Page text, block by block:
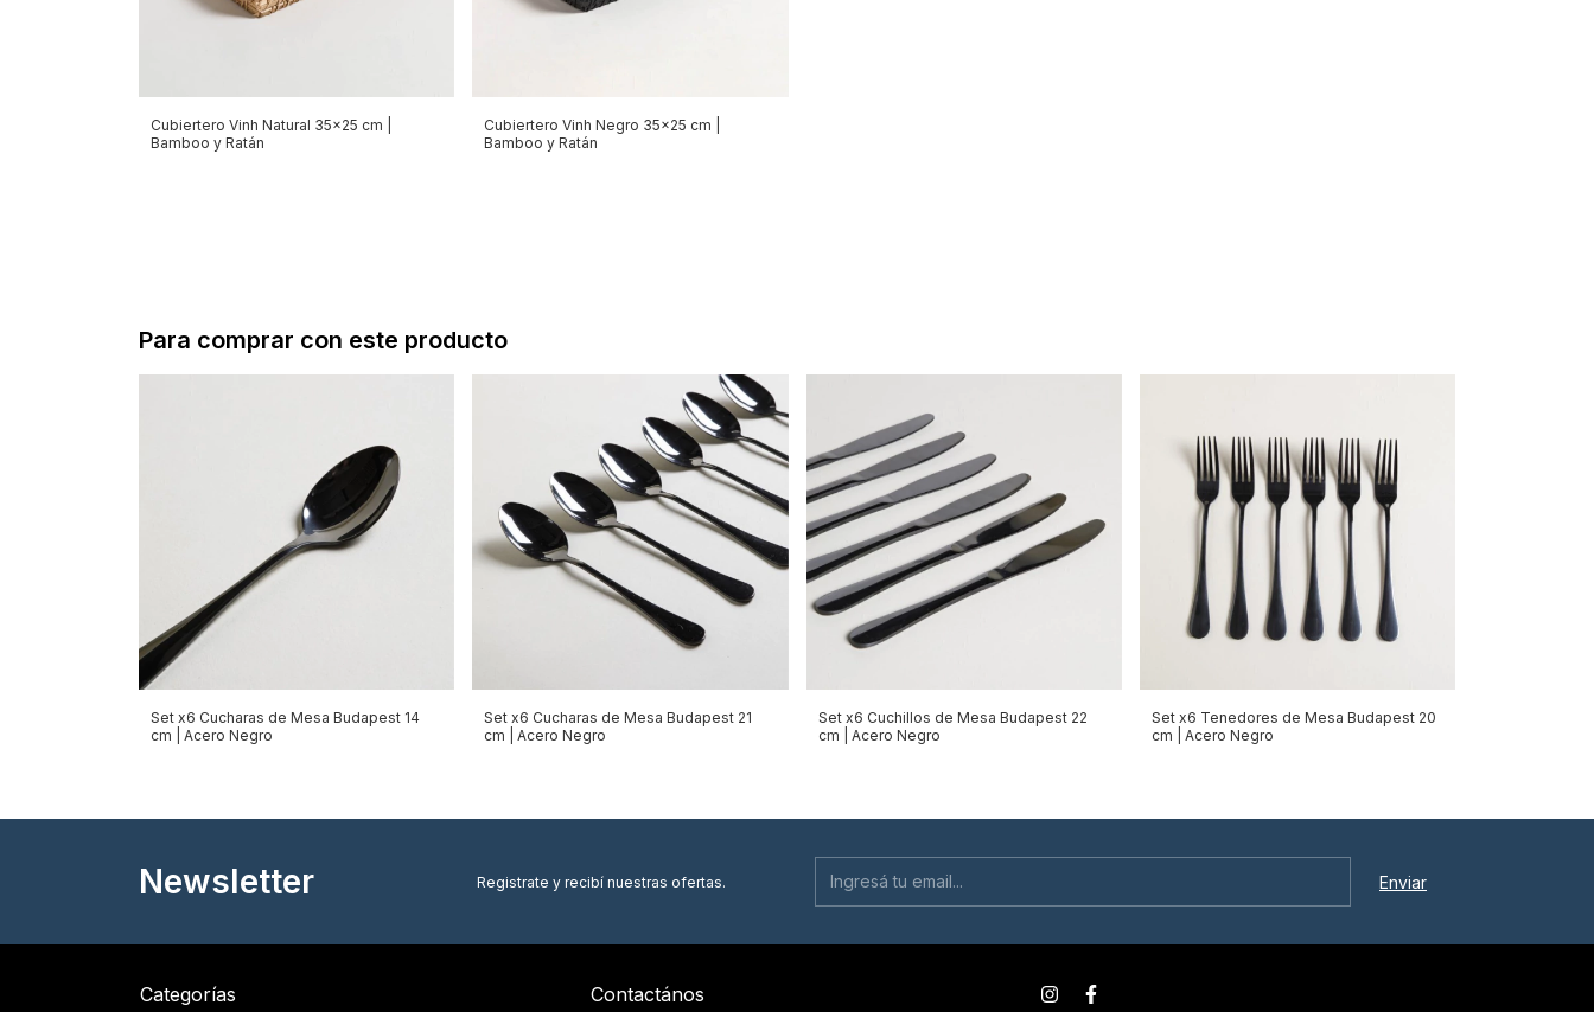
Cubiertero Vinh Natural 35x25 cm |
Bamboo y Ratán
Cubiertero Vinh Negro 35x25 cm |
Bamboo y Ratán
Para comprar con este producto
Set x6 Cucharas de Mesa Budapest 14
cm | Acero Negro
Set x6 Cucharas de Mesa Budapest 21
cm | Acero Negro
Set x6 Cuchillos de Mesa Budapest 22
cm | Acero Negro
Set x6 Tenedores de Mesa Budapest 20
cm | Acero Negro
Newsletter Registrate y recibí nuestras ofertas.
Categorías Contactános